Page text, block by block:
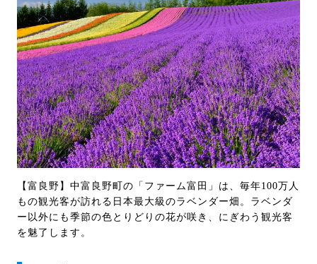
【富良野】中富良野町の「ファーム富田」は、毎年100万人
もの観光客が訪れる日本最大級のラベンダー畑。ラベンダ
ー以外にも季節の色とりどりの花が咲き、にぎわう観光客
を魅了します。